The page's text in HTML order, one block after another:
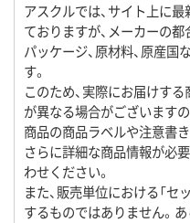
アスクルでは、サイト上に
ておりますが、メーカーの都
パッケージ、原材料、原産国
す。
このため、実際にお届けす
が異なる場合がございます
商品の商品ラベルや注意書
さらに詳細な商品情報が必
わせください。
また、販売単位における「セ
するものではありません。